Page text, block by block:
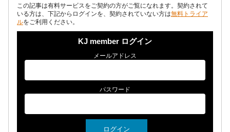
この記事は有料サービスをご契約の方がご覧になれます。契約されて
いる方は、下記からログインを、契約されていない方は無料トライア
ルをご利用ください。
KJ member ログイン
メールアドレス
パスワード